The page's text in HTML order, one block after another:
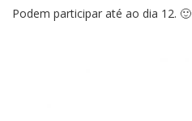
Podem participar até ao dia 12. 🙂